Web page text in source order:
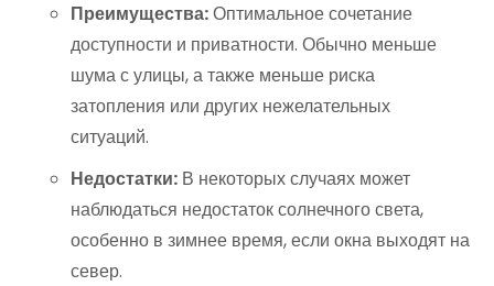
Преимущества:Оптимальное сочетание
доступности и приватности. Обычно меньше
шума с улицы, а также меньше риска
затопления или других нежелательных
ситуаций.
Недостатки: В некоторых случаях может
наблюдаться недостаток солнечного света,
особенно в зимнее время, если окна выходят на
север.